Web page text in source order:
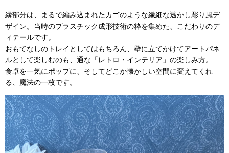
縁部分は、まるで編み込まれたカゴのような繊細な透かし彫り風デ
ザイン。当時のプラスチック成形技術の粋を集めた、こだわりのデ
ィテールです。
おもてなしのトレイとしてはもちろん、壁に立てかけてアートパネ
ルとして楽しむのも、通な「レトロ・インテリア」の楽しみ方。
食卓を一気にポップに、そしてどこか懐かしい空間に変えてくれ
る、魔法の一枚です。